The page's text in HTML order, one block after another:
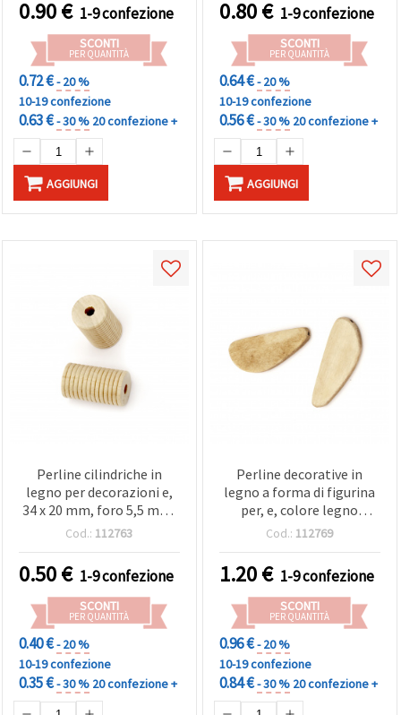
0.90€ 1-9 confezione
SCONTI
PER QUANTITÀ
0.72 €- 20 %
10-19 confezione
0.63 €- 30 % 20 confezione +
AGGIUNGI
0.80€ 1-9 confezione
SCONTI
PER QUANTITÀ
0.64 €- 20 %
10-19 confezione
0.56 €- 30 % 20 confezione +
AGGIUNGI
Perline cilindriche in
legno per decorazioni e,
34 x 20 mm, foro 5,5 mm,
colore legno naturale - 2
Cod.: 112763
0.50€ 1-9 confezione
SCONTI
PER QUANTITÀ
0.40 €- 20 %
10-19 confezione
0.35 €- 30 % 20 confezione +
Perline decorative in
legno a forma di figurina
per, e, colore legno
naturale 47 x 19 x 5 mm,
Cod.: 112769
1.20€ 1-9 confezione
SCONTI
PER QUANTITÀ
0.96 €- 20 %
10-19 confezione
0.84 €- 30 % 20 confezione +